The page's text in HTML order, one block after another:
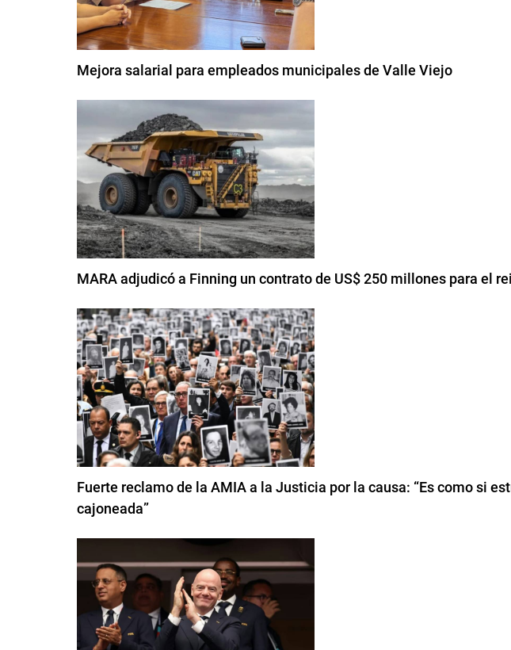
Mejora salarial para empleados municipales de Valle Viejo
MARA adjudicó a Finning un contrato de US$ 250 millones para el
Fuerte reclamo de la AMIA a la Justicia por la causa: “Es como si
cajoneada”